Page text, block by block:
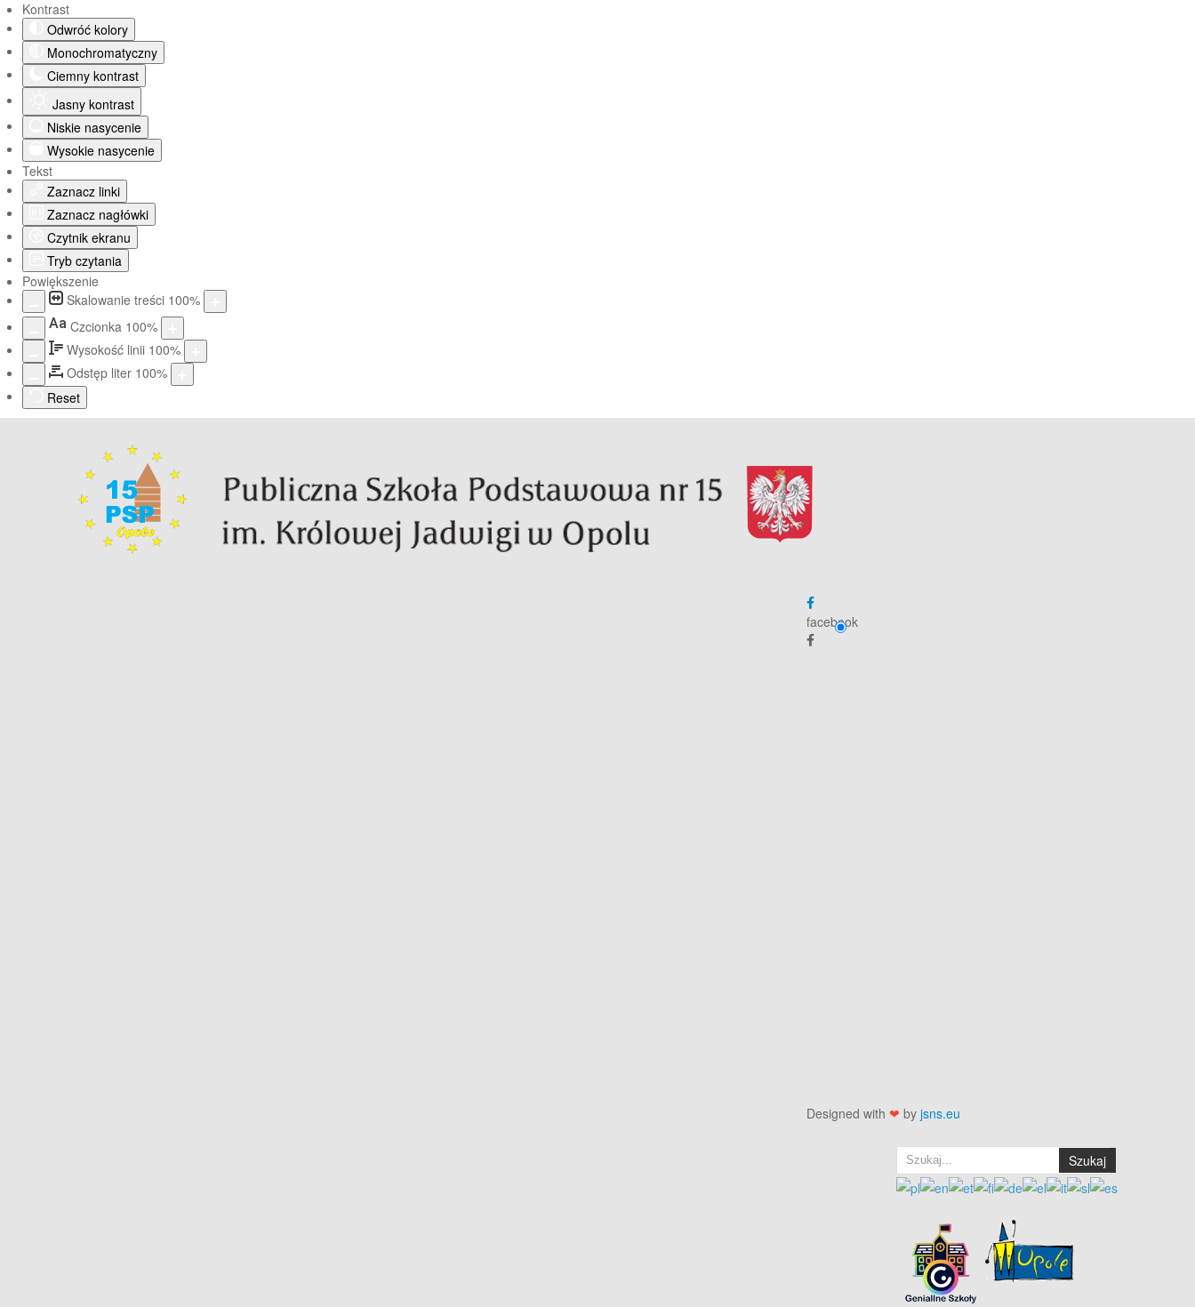
Kontrast
Odwróć kolory
Monochromatyczny
Ciemny kontrast
Jasny kontrast
Niskie nasycenie
Wysokie nasycenie
Tekst
Zaznacz linki
Zaznacz nagłówki
Czytnik ekranu
Tryb czytania
Powiększenie
Skalowanie treści 100%
Aa Czcionka 100%
Wysokość linii 100%
Odstęp liter 100%
Reset
facebook
Designed with ❤ by jsns.eu
Szukaj